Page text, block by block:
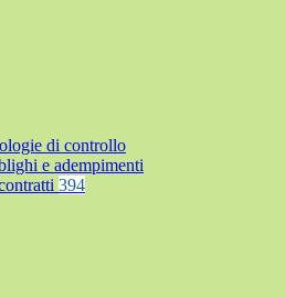
di controllo
e adempimenti
394